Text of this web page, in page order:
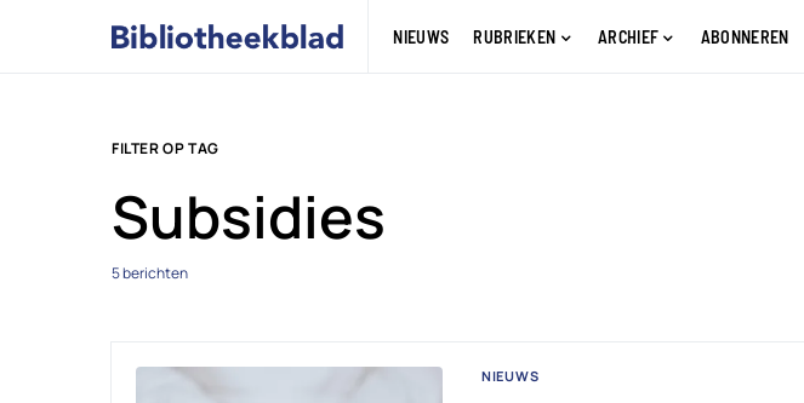
NIEUWS RUBRIEKEN ARCHIEF ABONNEREN
FILTER OP TAG
Subsidies
5 berichten
NIEUWS